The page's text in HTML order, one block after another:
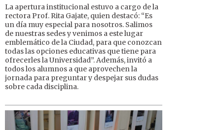
La apertura institucional estuvo a cargo de la
rectora Prof. Rita Gajate, quien destacó: “Es
un día muy especial para nosotros. Salimos
de nuestras sedes y venimos a este lugar
emblemático de la Ciudad, para que conozcan
todas las opciones educativas que tiene para
ofrecerles la Universidad”. Además, invitó a
todos los alumnos a que aprovechen la
jornada para preguntar y despejar sus dudas
sobre cada disciplina.